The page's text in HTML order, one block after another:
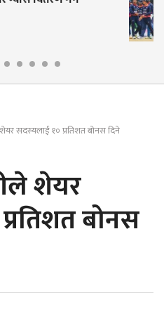
सदस्यलाई १० प्रतिशत बोनस दिने
शेयर
बोनस